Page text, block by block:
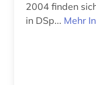
2004 finden
in DSp... Mehr